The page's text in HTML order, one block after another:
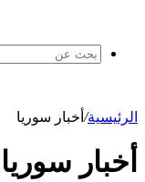
الرئيسية/ أخبار سوريا
أخبار سوريا